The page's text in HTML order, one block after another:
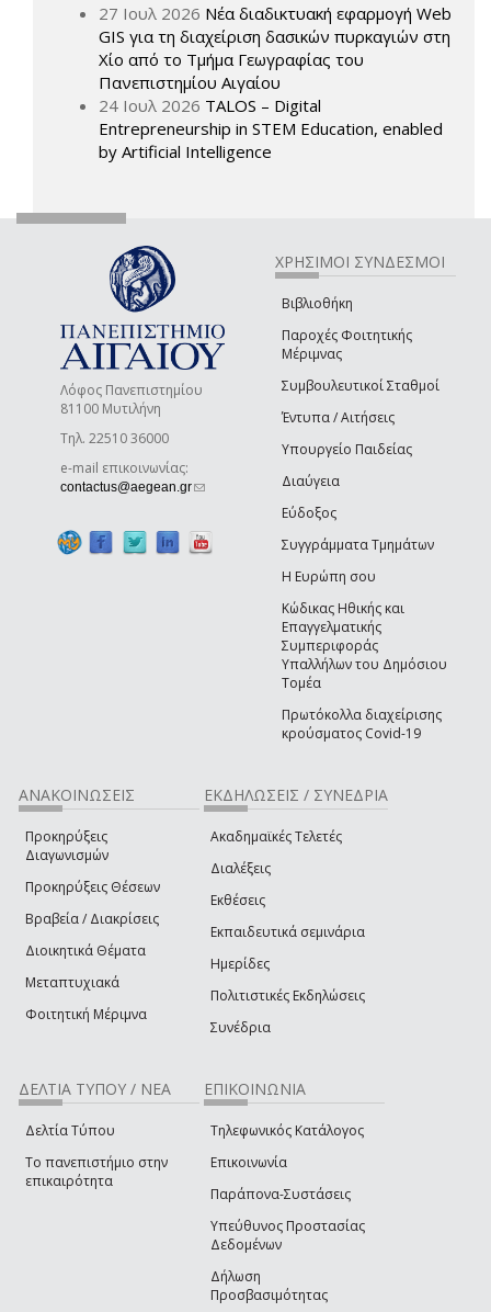
27 Ιουλ 2026 Νέα διαδικτυακή εφαρμογή Web
GIS για τη διαχείριση δασικών πυρκαγιών στη
Χίο από το Τμήμα Γεωγραφίας του
Πανεπιστημίου Αιγαίου
24 Ιουλ 2026 TALOS – Digital
Entrepreneurship in STEM Education, enabled
by Artificial Intelligence
Λόφος Πανεπιστημίου
81100 Μυτιλήνη
Τηλ. 22510 36000
e-mail επικοινωνίας:
contactus@aegean.gr(link sends e-mail)
ΧΡΗΣΙΜΟΙ ΣΥΝΔΕΣΜΟΙ
Βιβλιοθήκη
Παροχές Φοιτητικής
Μέριμνας
Συμβουλευτικοί Σταθμοί
Έντυπα / Αιτήσεις
Υπουργείο Παιδείας
Διαύγεια
Εύδοξος
Συγγράμματα Τμημάτων
Η Ευρώπη σου
Κώδικας Ηθικής και
Επαγγελματικής
Συμπεριφοράς
Υπαλλήλων του Δημόσιου
Τομέα
Πρωτόκολλα διαχείρισης
κρούσματος Covid-19
ΑΝΑΚΟΙΝΩΣΕΙΣ
Προκηρύξεις
Διαγωνισμών
Προκηρύξεις Θέσεων
Βραβεία / Διακρίσεις
Διοικητικά Θέματα
Μεταπτυχιακά
Φοιτητική Μέριμνα
ΕΚΔΗΛΩΣΕΙΣ / ΣΥΝΕΔΡΙΑ
Ακαδημαϊκές Τελετές
Διαλέξεις
Εκθέσεις
Εκπαιδευτικά σεμινάρια
Ημερίδες
Πολιτιστικές Εκδηλώσεις
Συνέδρια
ΔΕΛΤΙΑ ΤΥΠΟΥ / ΝΕΑ
Δελτία Τύπου
Το πανεπιστήμιο στην
επικαιρότητα
ΕΠΙΚΟΙΝΩΝΙΑ
Τηλεφωνικός Κατάλογος
Επικοινωνία
Παράπονα-Συστάσεις
Υπεύθυνος Προστασίας
Δεδομένων
Δήλωση
Προσβασιμότητας